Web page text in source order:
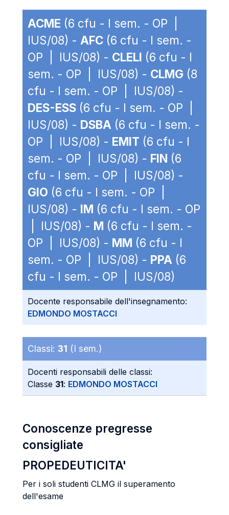
ACME (6 cfu - I sem. - OP |
IUS/08) - AFC (6 cfu - I sem. -
OP | IUS/08) - CLELI (6 cfu - I
sem. - OP | IUS/08) - CLMG (8
cfu - I sem. - OP | IUS/08) -
DES-ESS (6 cfu - I sem. - OP |
IUS/08) - DSBA (6 cfu - I sem. -
OP | IUS/08) - EMIT (6 cfu - I
sem. - OP | IUS/08) - FIN (6
cfu - I sem. - OP | IUS/08) -
GIO (6 cfu - I sem. - OP |
IUS/08) - IM (6 cfu - I sem. - OP
| IUS/08) - M (6 cfu - I sem. -
OP | IUS/08) - MM (6 cfu - I
sem. - OP | IUS/08) - PPA (6
cfu - I sem. - OP | IUS/08)
Docente responsabile dell'insegnamento:
EDMONDO MOSTACCI
Classi: 31 (I sem.)
Docenti responsabili delle classi:
Classe 31: EDMONDO MOSTACCI
Conoscenze pregresse
consigliate
PROPEDEUTICITA'
Per i soli studenti CLMG il superamento
dell'esame